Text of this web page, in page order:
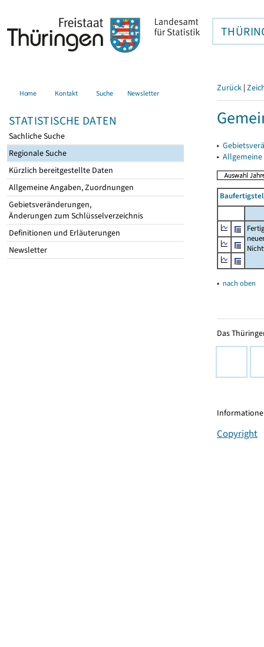
Home Kontakt Suche Newsletter
STATISTISCHE DATEN
Sachliche Suche
Regionale Suche
Kürzlich bereitgestellte Daten
Allgemeine Angaben, Zuordnungen
Gebietsveränderungen,
Änderungen zum Schlüsselverzeichnis
Definitionen und Erläuterungen
Newsletter
Zurück |
▸
▸
▴ nach oben
Das
Copyright